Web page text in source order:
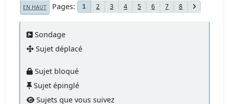
EN HAUT Pages 1 2 3 4 5 6 7 8
Sondage
Sujet déplacé
Sujet bloqué
Sujet épinglé
Sujets que vous suivez